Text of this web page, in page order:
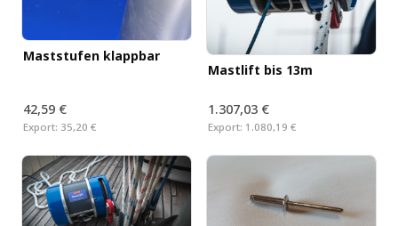
Maststufen klappbar
42,59 €
Export: 35,20 €
Mastlift bis 13m
1.307,03 €
Export: 1.080,19 €